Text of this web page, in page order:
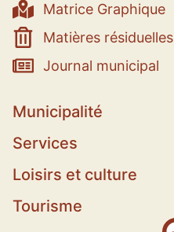
Matrice Graphique
Matières résiduelles
Journal municipal
Municipalité
Services
Loisirs et culture
Tourisme